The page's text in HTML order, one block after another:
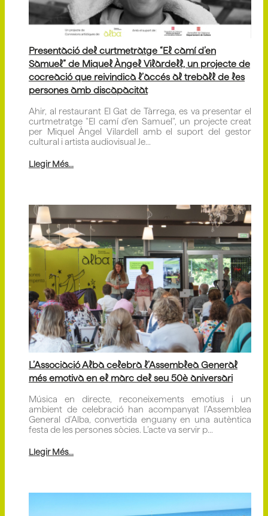
Presentació del curtmetratge “El camí d’en
Samuel” de Miquel Àngel Vilardell, un projecte de
cocreació que reivindica l’accés al treball de les
persones amb discapacitat
Ahir, al restaurant El Gat de Tàrrega, es va presentar el
curtmetratge "El camí d’en Samuel", un projecte creat
per Miquel Àngel Vilardell amb el suport del gestor
cultural i artista audiovisual Je...
Llegir Més...
L’Associació Alba celebra l’Assemblea General
més emotiva en el marc del seu 50è aniversari
Música en directe, reconeixements emotius i un
ambient de celebració han acompanyat l’Assemblea
General d’Alba, convertida enguany en una autèntica
festa de les persones sòcies. L’acte va servir p...
Llegir Més...